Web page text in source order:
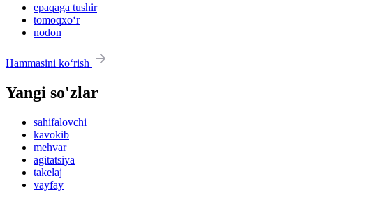
epaqaga tushir
tomoqxo‘r
nodon
Hammasini ko‘rish
Yangi so'zlar
sahifalovchi
kavokib
mehvar
agitatsiya
takelaj
vayfay